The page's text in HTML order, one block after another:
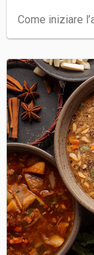
Come iniziare